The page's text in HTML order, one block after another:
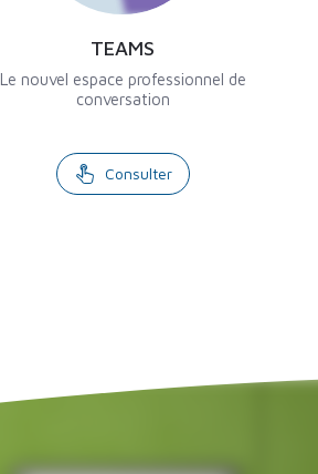
TEAMS
Le nouvel espace professionnel de
conversation
Consulter